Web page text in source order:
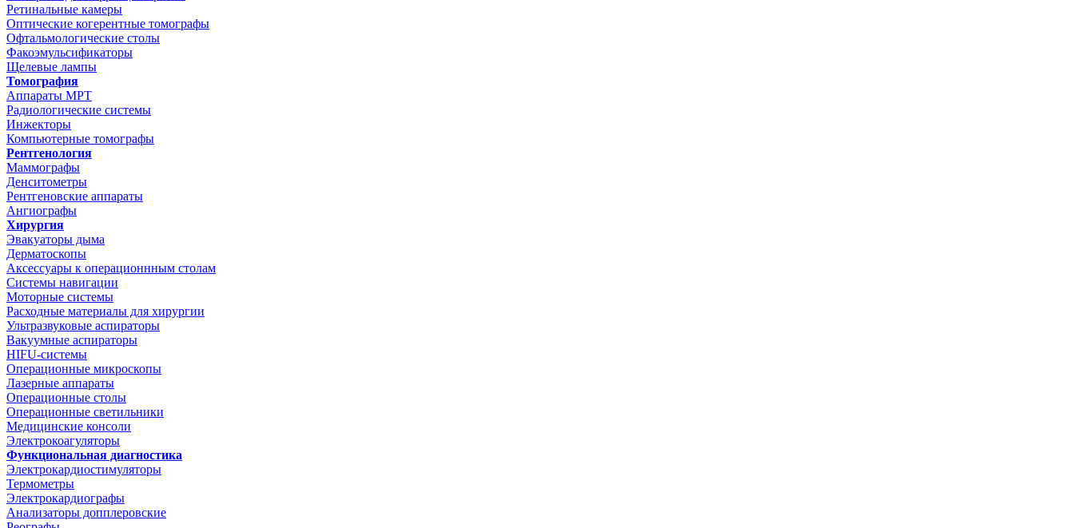
Ретинальные камеры
Оптические когерентные томографы
Офтальмологические столы
Факоэмульсификаторы
Щелевые лампы
Томография
Аппараты МРТ
Радиологические системы
Инжекторы
Компьютерные томографы
Рентгенология
Маммографы
Денситометры
Рентгеновские аппараты
Ангиографы
Хирургия
Эвакуаторы дыма
Дерматоскопы
Аксессуары к операционнным столам
Системы навигации
Моторные системы
Расходные материалы для хирургии
Ультразвуковые аспираторы
Вакуумные аспираторы
HIFU-системы
Операционные микроскопы
Лазерные аппараты
Операционные столы
Операционные светильники
Медицинские консоли
Электрокоагуляторы
Функциональная диагностика
Электрокардиостимуляторы
Термометры
Электрокардиографы
Анализаторы допплеровские